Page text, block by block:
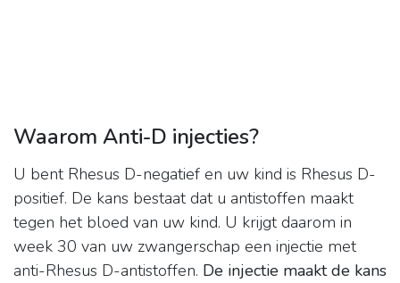
Waarom Anti-D injecties?
U bent Rhesus D-negatief en uw kind is Rhesus D-
positief. De kans bestaat dat u antistoffen maakt
tegen het bloed van uw kind. U krijgt daarom in
week 30 van uw zwangerschap een injectie met
anti-Rhesus D-antistoffen. De injectie maakt de kans